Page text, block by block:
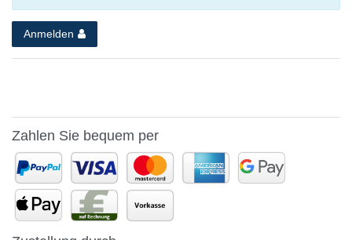
Anmelden
Zahlen Sie bequem per